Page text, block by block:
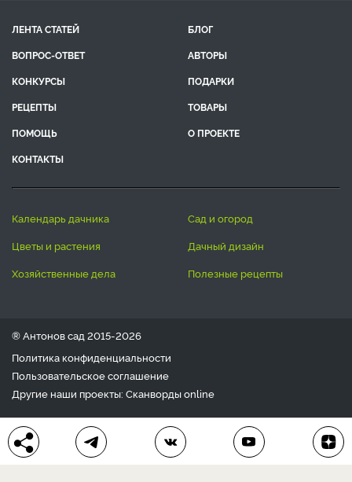
ЛЕНТА СТАТЕЙ
БЛОГ
ВОПРОС-ОТВЕТ
АВТОРЫ
КОНКУРСЫ
ПОДАРКИ
РЕЦЕПТЫ
ТОВАРЫ
ПОМОЩЬ
О ПРОЕКТЕ
КОНТАКТЫ
календарь дачника
сад и огород
цветы и растения
дачный дизайн
хозяйственные дела
полезные рецепты
® Антонов сад 2015-2026
Политика конфиденциальности
Пользовательское соглашение
Другие наши проекты: Сканвордыonline
Любое использование материала допускается только с
письменного согласия редакции